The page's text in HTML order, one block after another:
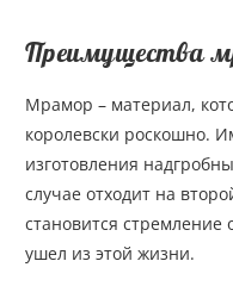
Преимущества
Мрамор – материал,
королевски роскошно.
изготовления
случае отходит на
становится стремление
ушел из этой жизни.